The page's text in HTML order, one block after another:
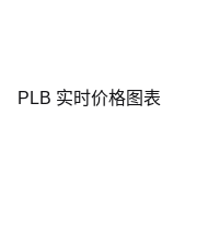
PLB 实时价格图表